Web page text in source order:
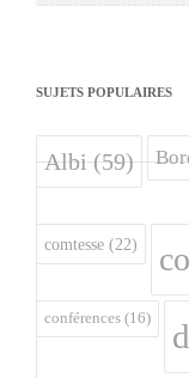
SUJETS POPULAIRES
Albi(59)
comtesse (22)
conférences (16)